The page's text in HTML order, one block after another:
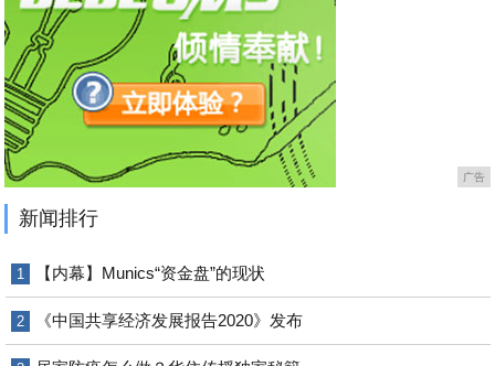
广告
新闻排行
1 【内幕】Munics“资金盘”的现状
2 《中国共享经济发展报告2020》发布